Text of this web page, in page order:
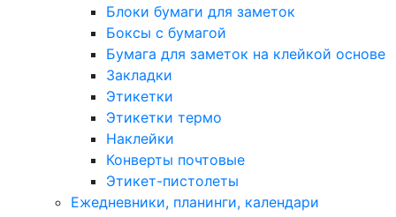
Блоки бумаги для заметок
Боксы с бумагой
Бумага для заметок на клейкой основе
Закладки
Этикетки
Этикетки термо
Наклейки
Конверты почтовые
Этикет-пистолеты
Ежедневники, планинги, календари